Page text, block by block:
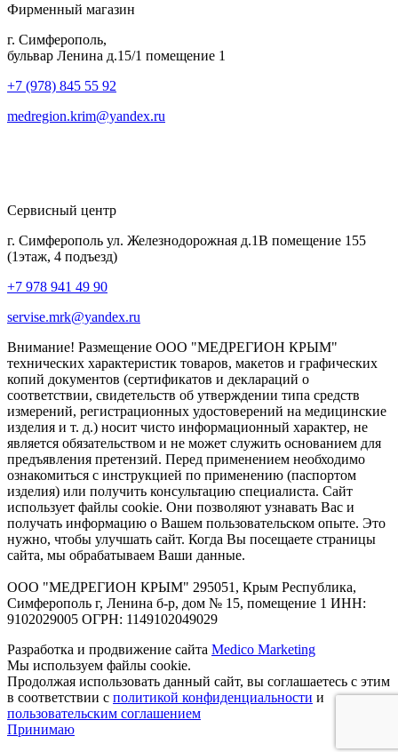
Фирменный магазин
г. Симферополь,
бульвар Ленина д.15/1 помещение 1
+7 (978) 845 55 92
medregion.krim@yandex.ru
Сервисный центр
г. Симферополь ул. Железнодорожная д.1В помещение 155
(1этаж, 4 подъезд)
+7 978 941 49 90
servise.mrk@yandex.ru
Внимание! Размещение ООО "МЕДРЕГИОН КРЫМ"
технических характеристик товаров, макетов и графических
копий документов (сертификатов и деклараций о
соответствии, свидетельств об утверждении типа средств
измерений, регистрационных удостоверений на медицинские
изделия и т. д.) носит чисто информационный характер, не
является обязательством и не может служить основанием для
предъявления претензий. Перед применением необходимо
ознакомиться с инструкцией по применению (паспортом
изделия) или получить консультацию специалиста. Сайт
использует файлы cookie. Они позволяют узнавать Вас и
получать информацию о Вашем пользовательском опыте. Это
нужно, чтобы улучшать сайт. Когда Вы посещаете страницы
сайта, мы обрабатываем Ваши данные.
ООО "МЕДРЕГИОН КРЫМ" 295051, Крым Республика,
Симферополь г, Ленина б-р, дом № 15, помещение 1 ИНН:
9102029005 ОГРН: 1149102049029
Разработка и продвижение сайта Medico Marketing
Мы используем файлы cookie.
Продолжая использовать данный сайт, вы соглашаетесь с этим
в соответствии с политикой конфиденциальности и
пользовательским соглашением
Принимаю